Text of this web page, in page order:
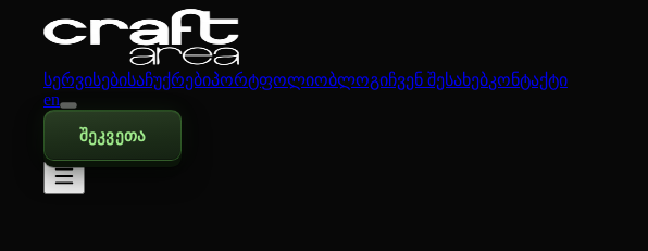
სერვისებისაჩუქრებიპორტფოლიობლოგიჩვენ შესახებკონტაქტი
en
შეკვეთა